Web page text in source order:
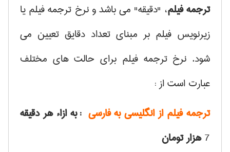
ترجمه فیلم، "دقیقه" می باشد و نرخ ترجمه فیلم یا
زیرنویس فیلم بر مبنای تعداد دقایق تعیین می
شود. نرخ ترجمه فیلم برای حالت های مختلف
عبارت است از :
ترجمه فیلم از انگلیسی به فارسی :به ازاء هر دقیقه
7هزار تومان